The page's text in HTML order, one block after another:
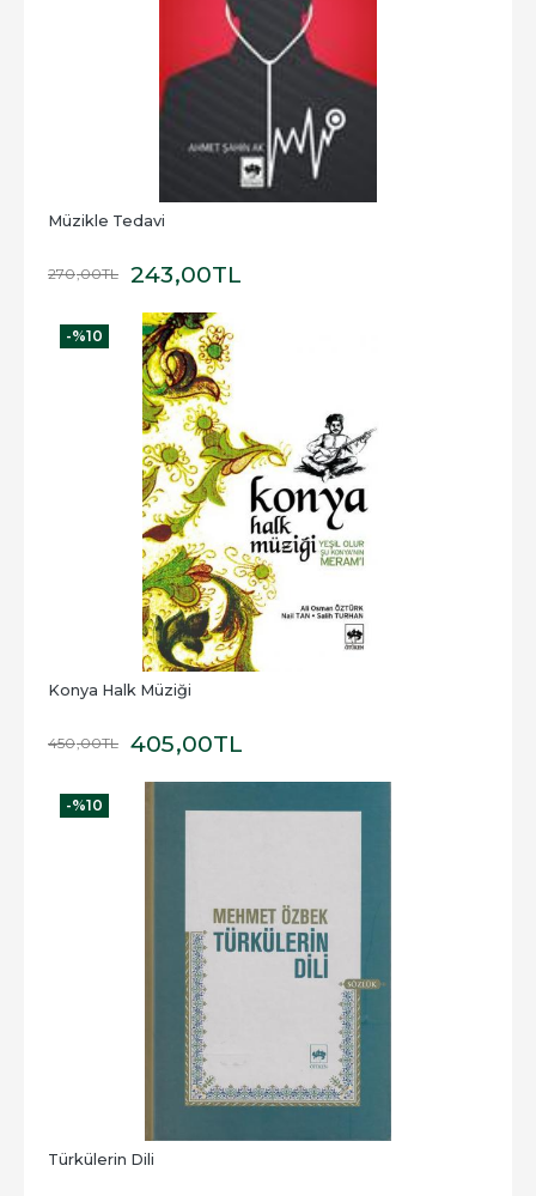
Müzikle Tedavi
270,00TL 243,00TL
-%10
Konya Halk Müziği
450,00TL 405,00TL
-%10
Türkülerin Dili